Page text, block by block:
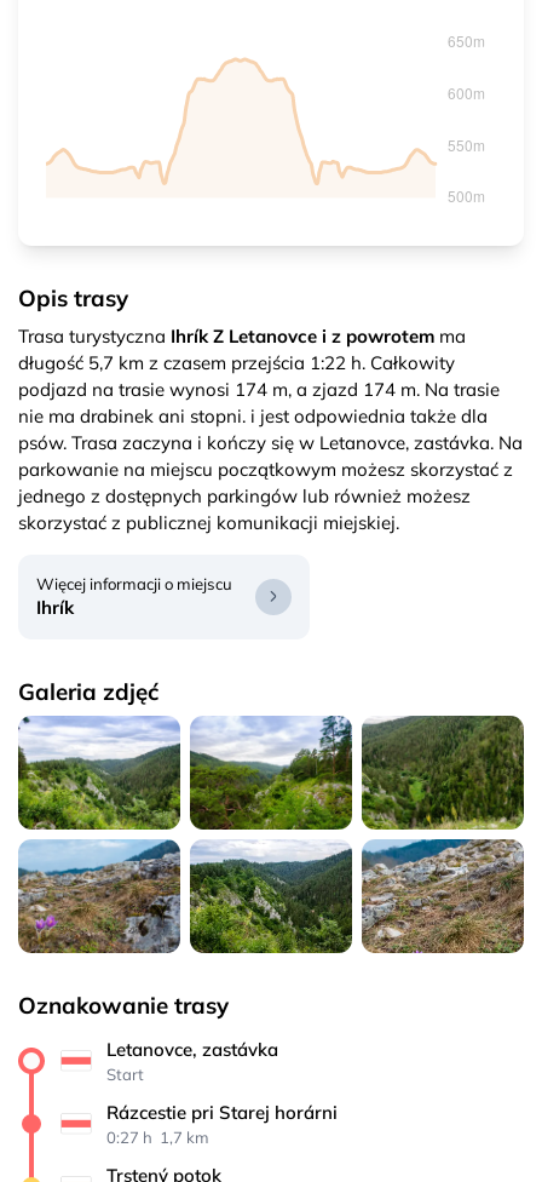
Opis trasy
Trasa turystyczna Ihrík Z Letanovce i z powrotem ma
długość 5,7 km z czasem przejścia 1:22 h. Całkowity
podjazd na trasie wynosi 174 m, a zjazd 174 m. Na trasie
nie ma drabinek ani stopni. i jest odpowiednia także dla
psów. Trasa zaczyna i kończy się w Letanovce, zastávka. Na
parkowanie na miejscu początkowym możesz skorzystać z
jednego z dostępnych parkingów lub również możesz
skorzystać z publicznej komunikacji miejskiej.
Więcej informacji o miejscu
Ihrík
Galeria zdjęć
Oznakowanie trasy
Letanovce, zastávka
Start
Rázcestie pri Starej horárni
0:27 h 1,7 km
Trstený potok